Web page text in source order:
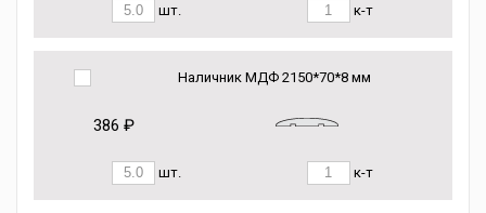
шт. к-т
Наличник МДФ 2150*70*8 мм
386 ₽
шт. к-т